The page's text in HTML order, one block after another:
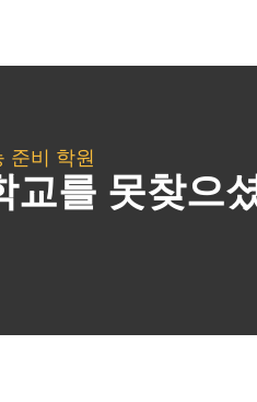
준비 학원
교를 못찾으